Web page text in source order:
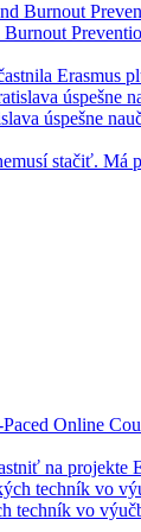
Burnout
Erasmus
úspešne
stačiť.
Online
na
techník vo